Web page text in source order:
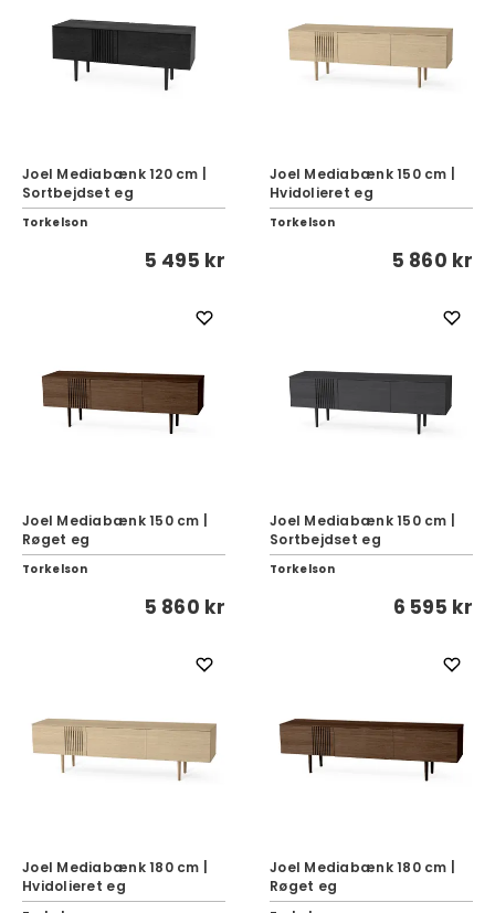
Joel Mediabænk 120 cm |
Sortbejdset eg
Torkelson
5 495 kr
Joel Mediabænk 150 cm |
Hvidolieret eg
Torkelson
5 860 kr
Joel Mediabænk 150 cm |
Røget eg
Torkelson
5 860 kr
Joel Mediabænk 150 cm |
Sortbejdset eg
Torkelson
6 595 kr
Joel Mediabænk 180 cm |
Hvidolieret eg
Joel Mediabænk 180 cm |
Røget eg